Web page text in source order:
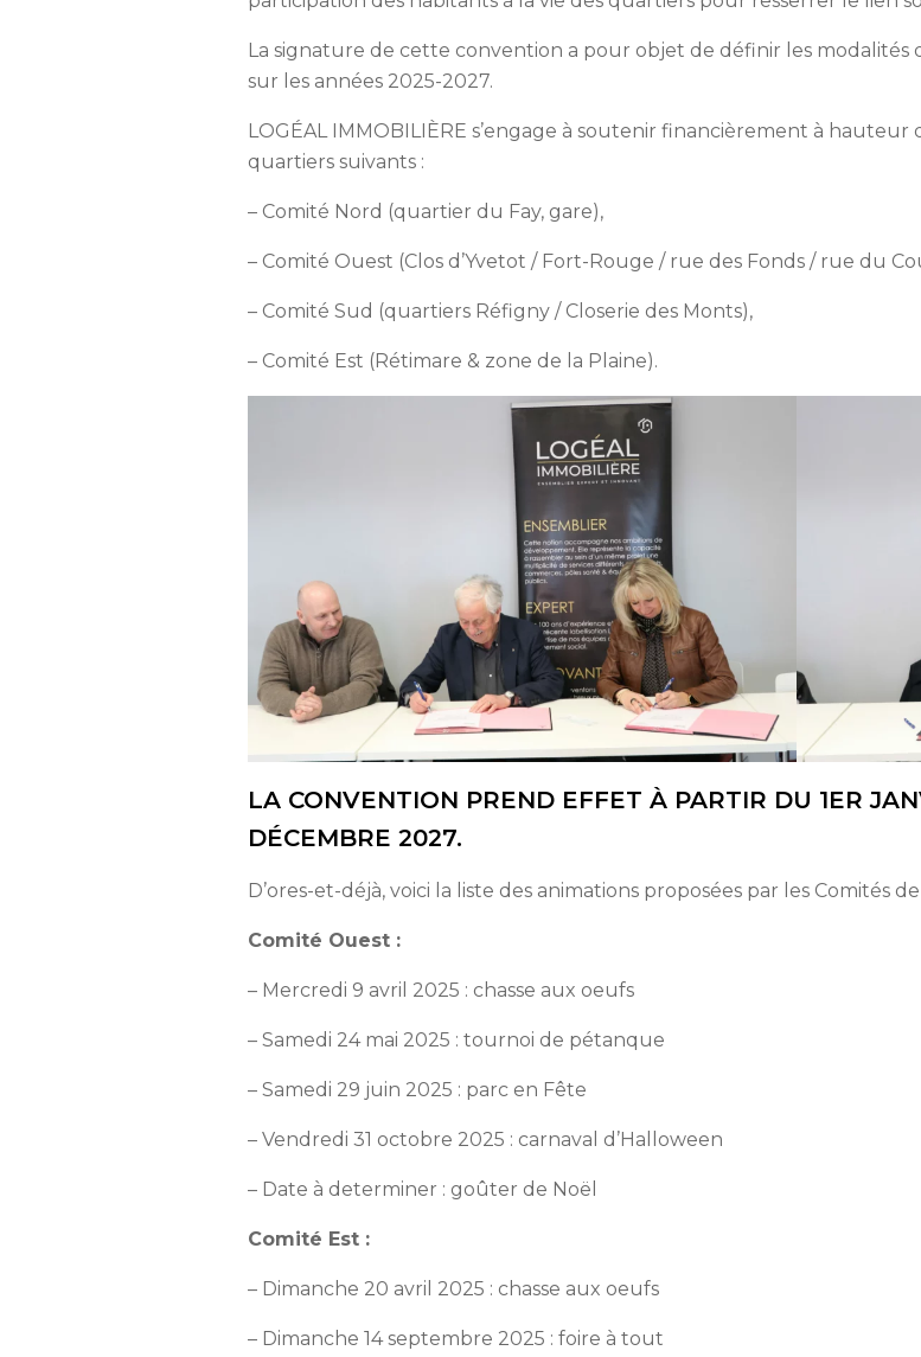
La signature de cette convention a pour objet de définir les
sur les années 2025-2027.
LOGÉAL IMMOBILIÈRE s’engage à soutenir financièrement à hauteur
quartiers suivants :
– Comité Nord (quartier du Fay, gare),
– Comité Ouest (Clos d’Yvetot / Fort-Rouge / rue des Fonds / rue du
– Comité Sud (quartiers Réfigny / Closerie des Monts),
– Comité Est (Rétimare & zone de la Plaine).
LA CONVENTION PREND EFFET À PARTIR DU 1ER
DÉCEMBRE 2027.
D’ores-et-déjà, voici la liste des animations proposées par les Comités
Comité Ouest :
– Mercredi 9 avril 2025 : chasse aux oeufs
– Samedi 24 mai 2025 : tournoi de pétanque
– Samedi 29 juin 2025 : parc en Fête
– Vendredi 31 octobre 2025 : carnaval d’Halloween
– Date à determiner : goûter de Noël
Comité Est :
– Dimanche 20 avril 2025 : chasse aux oeufs
– Dimanche 14 septembre 2025 : foire à tout